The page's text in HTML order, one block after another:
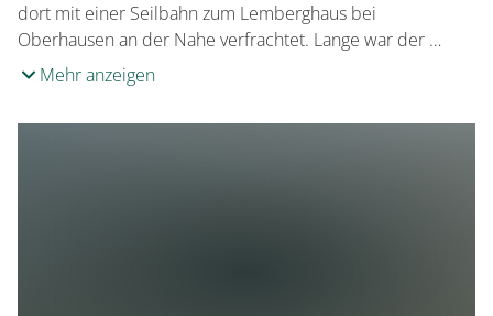
dort mit einer Seilbahn zum Lemberghaus bei
Oberhausen an der Nahe verfrachtet. Lange war der …
Mehr anzeigen